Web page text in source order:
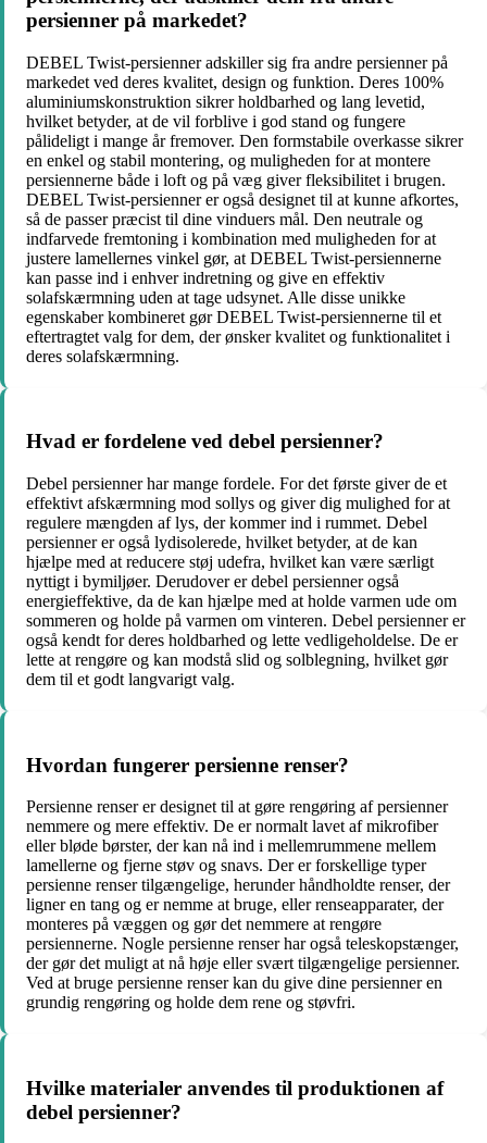
persienner på markedet?
DEBEL Twist-persienner adskiller sig fra andre persienner på
markedet ved deres kvalitet, design og funktion. Deres 100%
aluminiumskonstruktion sikrer holdbarhed og lang levetid,
hvilket betyder, at de vil forblive i god stand og fungere
pålideligt i mange år fremover. Den formstabile overkasse sikrer
en enkel og stabil montering, og muligheden for at montere
persiennerne både i loft og på væg giver fleksibilitet i brugen.
DEBEL Twist-persienner er også designet til at kunne afkortes,
så de passer præcist til dine vinduers mål. Den neutrale og
indfarvede fremtoning i kombination med muligheden for at
justere lamellernes vinkel gør, at DEBEL Twist-persiennerne
kan passe ind i enhver indretning og give en effektiv
solafskærmning uden at tage udsynet. Alle disse unikke
egenskaber kombineret gør DEBEL Twist-persiennerne til et
eftertragtet valg for dem, der ønsker kvalitet og funktionalitet i
deres solafskærmning.
Hvad er fordelene ved debel persienner?
Debel persienner har mange fordele. For det første giver de et
effektivt afskærmning mod sollys og giver dig mulighed for at
regulere mængden af lys, der kommer ind i rummet. Debel
persienner er også lydisolerede, hvilket betyder, at de kan
hjælpe med at reducere støj udefra, hvilket kan være særligt
nyttigt i bymiljøer. Derudover er debel persienner også
energieffektive, da de kan hjælpe med at holde varmen ude om
sommeren og holde på varmen om vinteren. Debel persienner er
også kendt for deres holdbarhed og lette vedligeholdelse. De er
lette at rengøre og kan modstå slid og solblegning, hvilket gør
dem til et godt langvarigt valg.
Hvordan fungerer persienne renser?
Persienne renser er designet til at gøre rengøring af persienner
nemmere og mere effektiv. De er normalt lavet af mikrofiber
eller bløde børster, der kan nå ind i mellemrummene mellem
lamellerne og fjerne støv og snavs. Der er forskellige typer
persienne renser tilgængelige, herunder håndholdte renser, der
ligner en tang og er nemme at bruge, eller renseapparater, der
monteres på væggen og gør det nemmere at rengøre
persiennerne. Nogle persienne renser har også teleskopstænger,
der gør det muligt at nå høje eller svært tilgængelige persienner.
Ved at bruge persienne renser kan du give dine persienner en
grundig rengøring og holde dem rene og støvfri.
Hvilke materialer anvendes til produktionen af
debel persienner?